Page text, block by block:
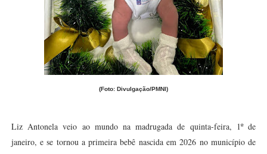
(Foto: Divulgação/PMNI)
Liz Antonela veio ao mundo na madrugada de quinta-feira, 1º de
janeiro, e se tornou a primeira bebê nascida em 2026 no município de